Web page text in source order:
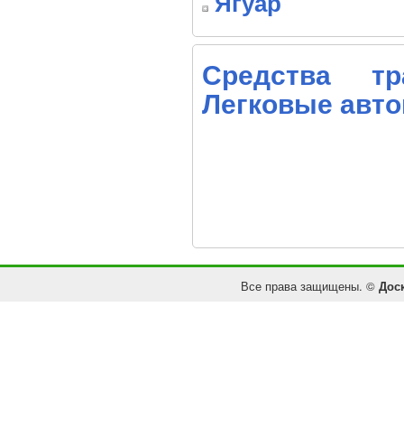
Средства
Легковые
Все права защищены. ©